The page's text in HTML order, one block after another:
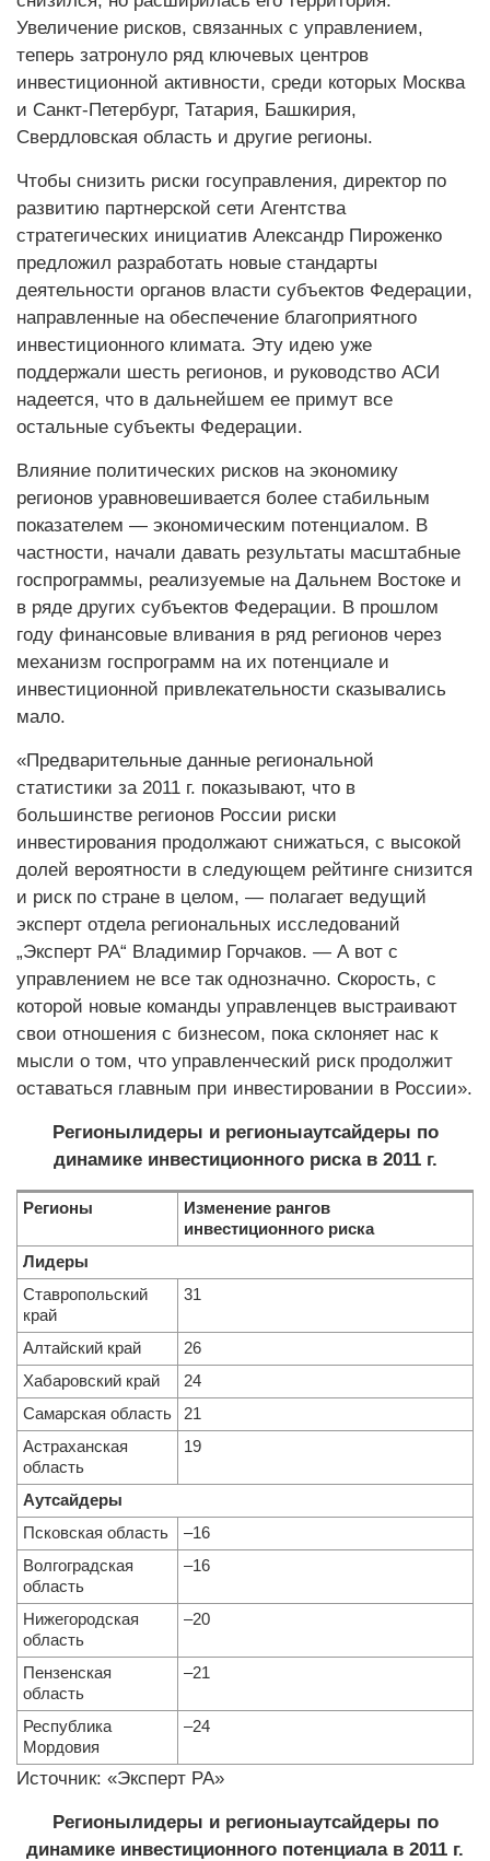
Увеличение рисков, связанных с управлением,
теперь затронуло ряд ключевых центров
инвестиционной активности, среди которых Москва
и Санкт-Петербург, Татария, Башкирия,
Свердловская область и другие регионы.
Чтобы снизить риски госуправления, директор по
развитию партнерской сети Агентства
стратегических инициатив Александр Пироженко
предложил разработать новые стандарты
деятельности органов власти субъектов Федерации,
направленные на обеспечение благоприятного
инвестиционного климата. Эту идею уже
поддержали шесть регионов, и руководство АСИ
надеется, что в дальнейшем ее примут все
остальные субъекты Федерации.
Влияние политических рисков на экономику
регионов уравновешивается более стабильным
показателем — экономическим потенциалом. В
частности, начали давать результаты масштабные
госпрограммы, реализуемые на Дальнем Востоке и
в ряде других субъектов Федерации. В прошлом
году финансовые вливания в ряд регионов через
механизм госпрограмм на их потенциале и
инвестиционной привлекательности сказывались
мало.
«Предварительные данные региональной
статистики за 2011 г. показывают, что в
большинстве регионов России риски
инвестирования продолжают снижаться, с высокой
долей вероятности в следующем рейтинге снизится
и риск по стране в целом, — полагает ведущий
эксперт отдела региональных исследований
„Эксперт РА“ Владимир Горчаков. — А вот с
управлением не все так однозначно. Скорость, с
которой новые команды управленцев выстраивают
свои отношения с бизнесом, пока склоняет нас к
мысли о том, что управленческий риск продолжит
оставаться главным при инвестировании в России».
Регионы­лидеры и регионы­аутсайдеры по
динамике инвестиционного риска в 2011 г.
Регионы
Изменение рангов
инвестиционного риска
Лидеры
Ставропольский
край
31
Алтайский край
26
Хабаровский край
24
Самарская область
21
Астраханская
область
19
Аутсайдеры
Псковская область
–16
Волгоградская
область
–16
Нижегородская
область
–20
Пензенская
область
–21
Республика
Мордовия
–24
Источник: «Эксперт РА»
Регионы­лидеры и регионы­аутсайдеры по
динамике инвестиционного потенциала в 2011 г.